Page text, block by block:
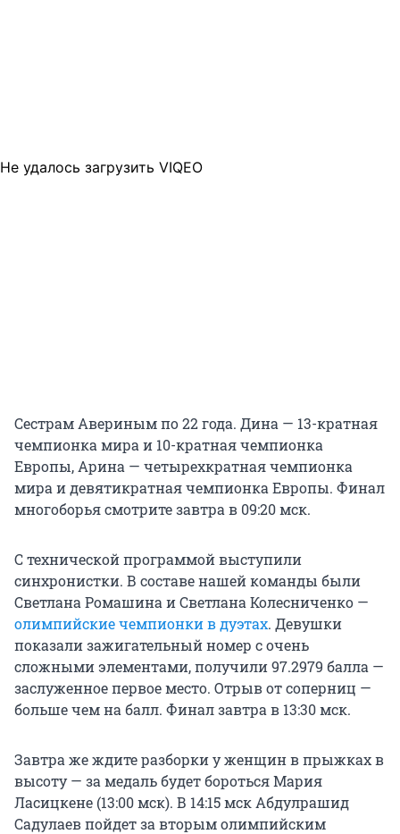
Не удалось загрузить VIQEO
Сестрам Авериным по 22 года. Дина — 13-кратная
чемпионка мира и 10-кратная чемпионка
Европы, Арина — четырехкратная чемпионка
мира и девятикратная чемпионка Европы. Финал
многоборья смотрите завтра в 09:20 мск.
С технической программой выступили
синхронистки. В составе нашей команды были
Светлана Ромашина и Светлана Колесниченко —
олимпийские чемпионки в дуэтах. Девушки
показали зажигательный номер с очень
сложными элементами, получили 97.2979 балла —
заслуженное первое место. Отрыв от соперниц —
больше чем на балл. Финал завтра в 13:30 мск.
Завтра же ждите разборки у женщин в прыжках в
высоту — за медаль будет бороться Мария
Ласицкене (13:00 мск). В 14:15 мск Абдулрашид
Садулаев пойдет за вторым олимпийским